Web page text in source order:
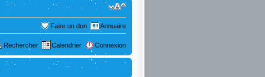
Faire un don Annuaire
Rechercher Calendrier Connexion